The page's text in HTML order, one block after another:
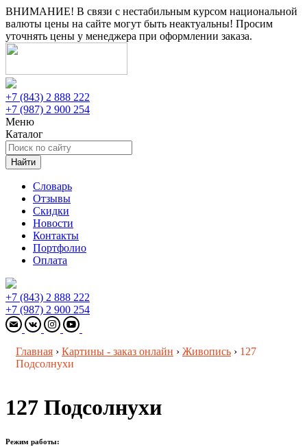
ВНИМАНИЕ! В связи с нестабильным курсом национальной
валюты цены на сайте могут быть неактуальны! Просим
уточнять цены у менеджера при оформлении заказа.
+7 (843) 2 888 222
+7 (987) 2 900 254
Меню
Каталог
Найти
Словарь
Отзывы
Скидки
Новости
Контакты
Портфолио
Оплата
+7 (843) 2 888 222
+7 (987) 2 900 254
Главная › Картины - заказ онлайн › Живопись › 127
Подсолнухи
127 Подсолнухи
Режим работы: